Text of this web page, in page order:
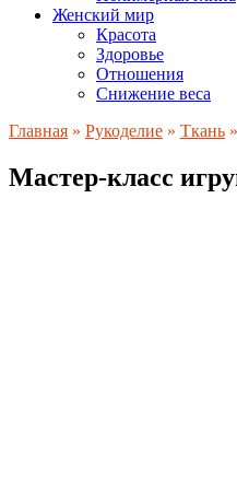
Женский мир
Красота
Здоровье
Отношения
Снижение веса
Главная » Рукоделие » Ткань »
Мастер-класс